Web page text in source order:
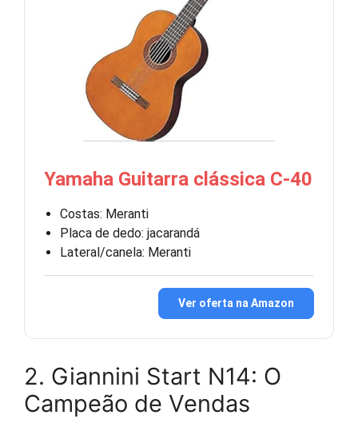
Yamaha Guitarra clássica C-40
Costas: Meranti
Placa de dedo: jacarandá
Lateral/canela: Meranti
Ver oferta na Amazon
2. Giannini Start N14: O
Campeão de Vendas